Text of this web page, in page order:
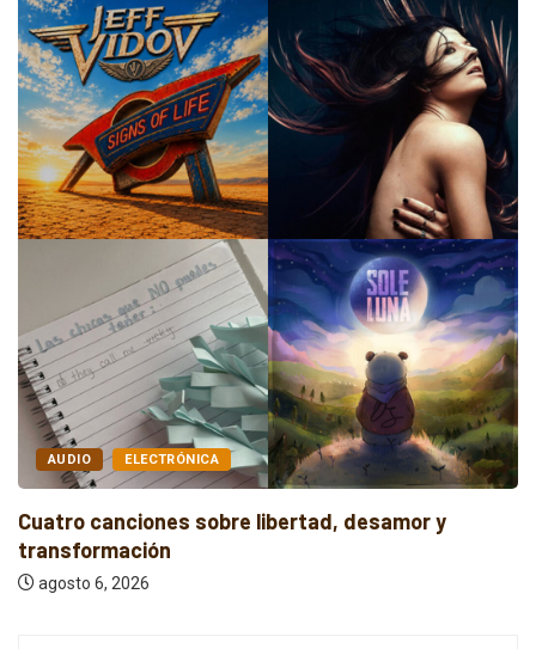
AUDIO INDIE
Cuatro canciones independientes entre reflexión y
resistencia
agosto 6, 2026